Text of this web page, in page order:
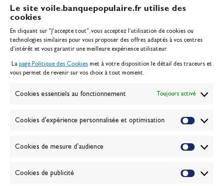
Le site voile.banquepopulaire.fr utilise des
cookies
En cliquant sur "J'accepte tout", vous acceptez l’utilisation de cookies ou
technologies similaires pour vous proposer des offres adaptés à vos centres
d’intérêt et vous garantir une meilleure expérience utilisateur.
La page Politique des Cookies met à votre disposition le détail des traceurs et
vous permet de revenir sur vos choix à tout moment.
Cookies essentiels au fonctionnement Toujours activé
Cookies d'expérience personnalisée et optimisation
Cookies de mesure d'audience
Cookies de publicité
Inscription serveur média
Contact
Politique des cookies
Banque de la voile
Passion Voile TV
ABONNEZ-VOUS